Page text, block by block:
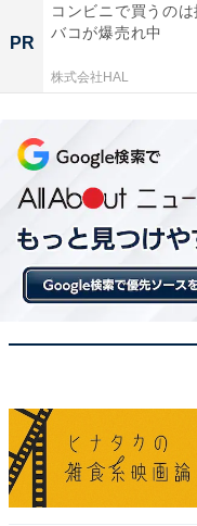
PR
コンビニで買うの
バコが爆売れ中
株式会社HAL